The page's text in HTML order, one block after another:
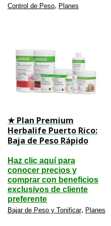
Control de Peso, Planes
★ Plan Premium
Herbalife Puerto Rico:
Baja de Peso Rápido
Haz clic aquí para
conocer precios y
comprar con beneficios
exclusivos de cliente
preferente
Bajar de Peso y Tonificar, Planes